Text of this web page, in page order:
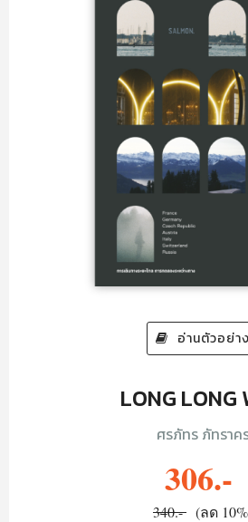
อ่านตัวอย่าง
LONG LONG
ศรภัทร ภัทราค
306.-
340.- (ลด